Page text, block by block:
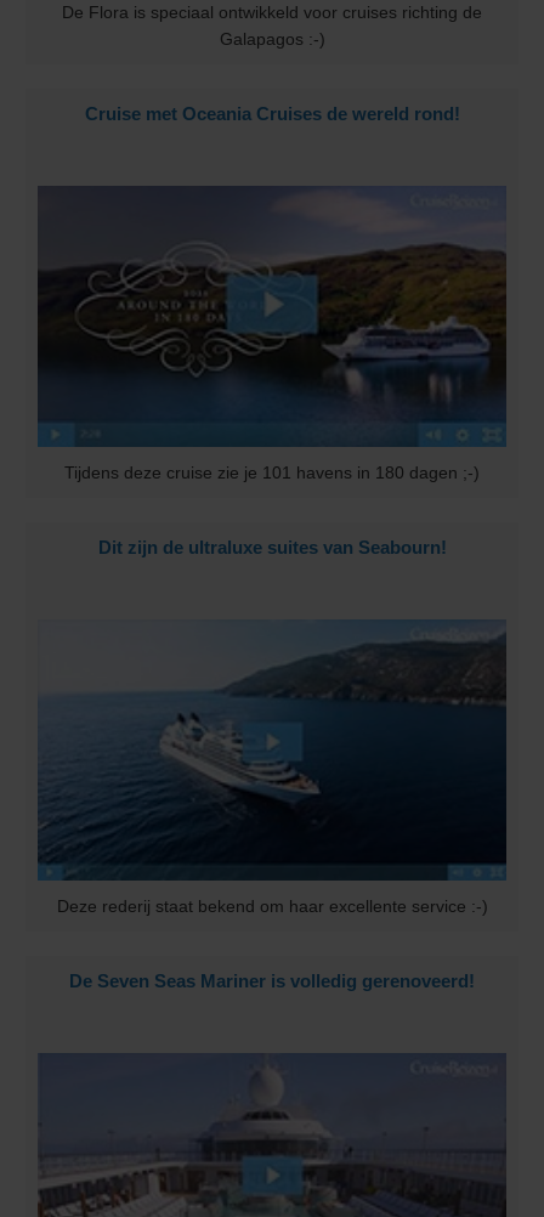
De Flora is speciaal ontwikkeld voor cruises richting de
Galapagos :-)
Cruise met Oceania Cruises de wereld rond!
Tijdens deze cruise zie je 101 havens in 180 dagen ;-)
Dit zijn de ultraluxe suites van Seabourn!
Deze rederij staat bekend om haar excellente service :-)
De Seven Seas Mariner is volledig gerenoveerd!